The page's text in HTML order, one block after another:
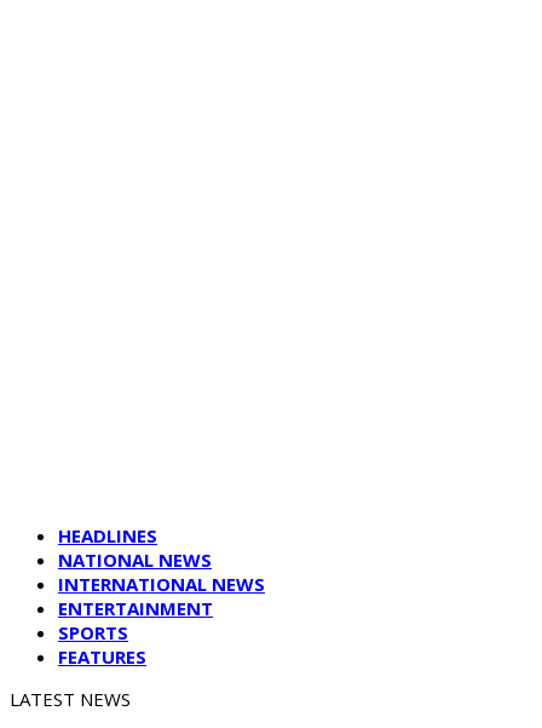
HEADLINES
NATIONAL NEWS
INTERNATIONAL NEWS
ENTERTAINMENT
SPORTS
FEATURES
LATEST NEWS